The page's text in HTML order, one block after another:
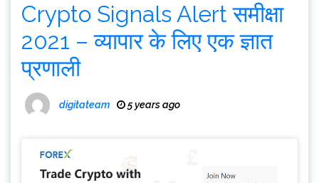
Crypto Signals Alert समीक्षा
2021 – व्यापार के लिए एक ज्ञात
प्रणाली
digitateam 5 years ago